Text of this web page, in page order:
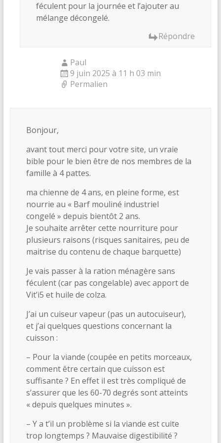
féculent pour la journée et l’ajouter au
mélange décongelé.
Répondre
Paul
9 juin 2025 à 11 h 03 min
Permalien
Bonjour,
avant tout merci pour votre site, un vraie
bible pour le bien être de nos membres de la
famille à 4 pattes.
ma chienne de 4 ans, en pleine forme, est
nourrie au « Barf mouliné industriel
congelé » depuis bientôt 2 ans.
Je souhaite arrêter cette nourriture pour
plusieurs raisons (risques sanitaires, peu de
maitrise du contenu de chaque barquette)
Je vais passer à la ration ménagère sans
féculent (car pas congelable) avec apport de
Vit’i5 et huile de colza.
J’ai un cuiseur vapeur (pas un autocuiseur),
et j’ai quelques questions concernant la
cuisson :
– Pour la viande (coupée en petits morceaux,
comment être certain que cuisson est
suffisante ? En effet il est très compliqué de
s’assurer que les 60-70 degrés sont atteints
« depuis quelques minutes ».
– Y a t’il un problème si la viande est cuite
trop longtemps ? Mauvaise digestibilité ?